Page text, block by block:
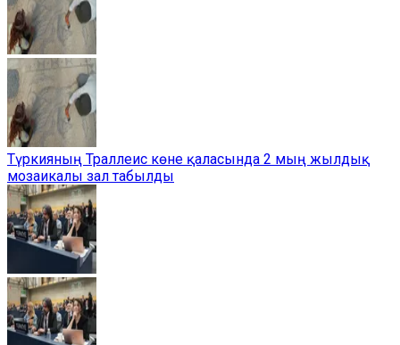
Түркияның Траллеис көне қаласында 2 мың жылдық
мозаикалы зал табылды